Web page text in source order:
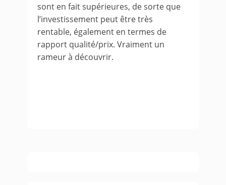
sont en fait supérieures, de sorte que
l’investissement peut être très
rentable, également en termes de
rapport qualité/prix. Vraiment un
rameur à découvrir.